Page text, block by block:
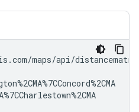
maps/api/